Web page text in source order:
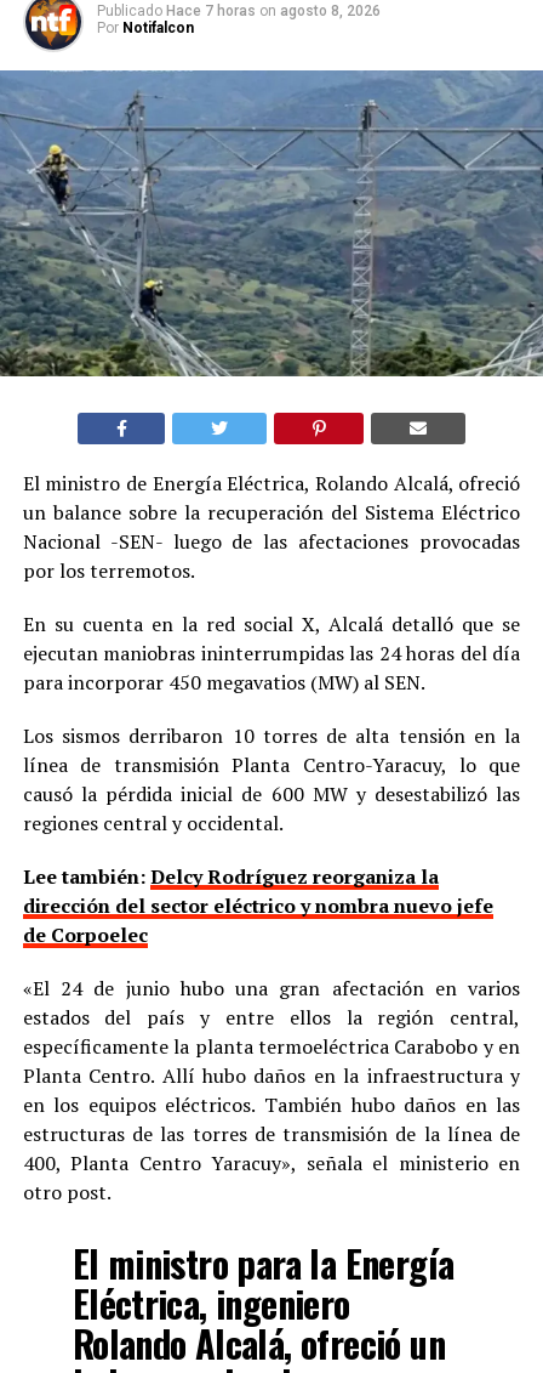
Publicado Hace 7 horas on agosto 8, 2026
Por Notifalcon
El ministro de Energía Eléctrica, Rolando Alcalá, ofreció
un balance sobre la recuperación del Sistema Eléctrico
Nacional -SEN- luego de las afectaciones provocadas
por los terremotos.
En su cuenta en la red social X, Alcalá detalló que se
ejecutan maniobras ininterrumpidas las 24 horas del día
para incorporar 450 megavatios (MW) al SEN.
Los sismos derribaron 10 torres de alta tensión en la
línea de transmisión Planta Centro-Yaracuy, lo que
causó la pérdida inicial de 600 MW y desestabilizó las
regiones central y occidental.
Lee también:Delcy Rodríguez reorganiza la
dirección del sector eléctrico y nombra nuevo jefe
de Corpoelec
«El 24 de junio hubo una gran afectación en varios
estados del país y entre ellos la región central,
específicamente la planta termoeléctrica Carabobo y en
Planta Centro. Allí hubo daños en la infraestructura y
en los equipos eléctricos. También hubo daños en las
estructuras de las torres de transmisión de la línea de
400, Planta Centro Yaracuy», señala el ministerio en
otro post.
El ministro para la Energía
Eléctrica, ingeniero
Rolando Alcalá, ofreció un